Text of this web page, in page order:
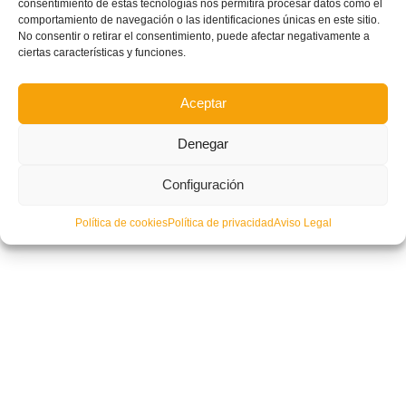
consentimiento de estas tecnologías nos permitirá procesar datos como el
comportamiento de navegación o las identificaciones únicas en este sitio.
No consentir o retirar el consentimiento, puede afectar negativamente a
ciertas características y funciones.
Aceptar
Denegar
Configuración
Política de cookiesPolítica de privacidadAviso Legal